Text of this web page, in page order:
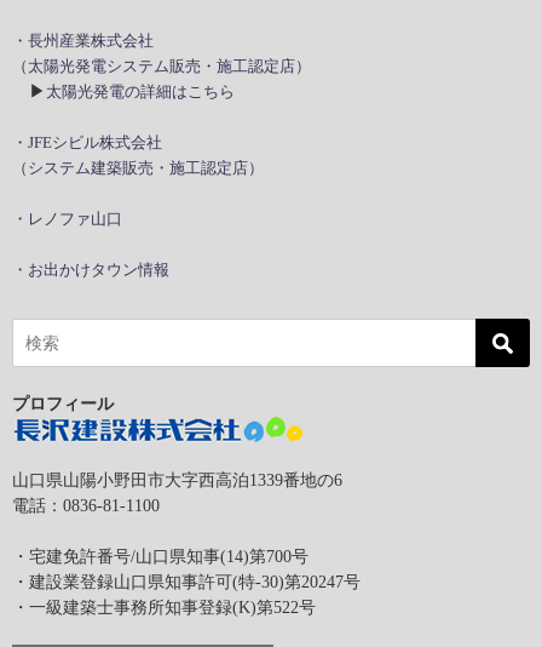
・長州産業株式会社
（太陽光発電システム販売・施工認定店）
▶ 太陽光発電の詳細はこちら
・JFEシビル株式会社
（システム建築販売・施工認定店）
・レノファ山口
・お出かけタウン情報
プロフィール
山口県山陽小野田市大字西高泊1339番地の6
電話：0836-81-1100
・宅建免許番号/山口県知事(14)第700号
・建設業登録山口県知事許可(特-30)第20247号
・一級建築士事務所知事登録(K)第522号